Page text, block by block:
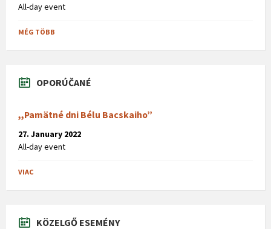
All-day event
MÉG TÖBB
OPORÚČANÉ
,,Pamätné dni Bélu Bacskaiho”
27. January 2022
All-day event
VIAC
KÖZELGŐ ESEMÉNY